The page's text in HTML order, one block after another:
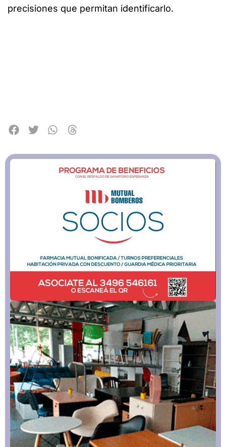
precisiones que permitan identificarlo.